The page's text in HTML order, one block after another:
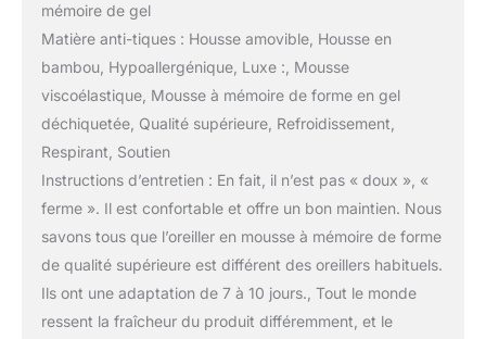
mémoire de gel
Matière anti-tiques : Housse amovible, Housse en
bambou, Hypoallergénique, Luxe :, Mousse
viscoélastique, Mousse à mémoire de forme en gel
déchiquetée, Qualité supérieure, Refroidissement,
Respirant, Soutien
Instructions d’entretien : En fait, il n’est pas « doux », «
ferme ». Il est confortable et offre un bon maintien. Nous
savons tous que l’oreiller en mousse à mémoire de forme
de qualité supérieure est différent des oreillers habituels.
Ils ont une adaptation de 7 à 10 jours., Tout le monde
ressent la fraîcheur du produit différemment, et le